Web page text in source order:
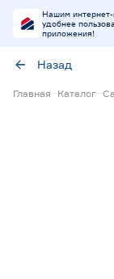
Нашим
удобнее
приложения!
Назад
Главная Каталог